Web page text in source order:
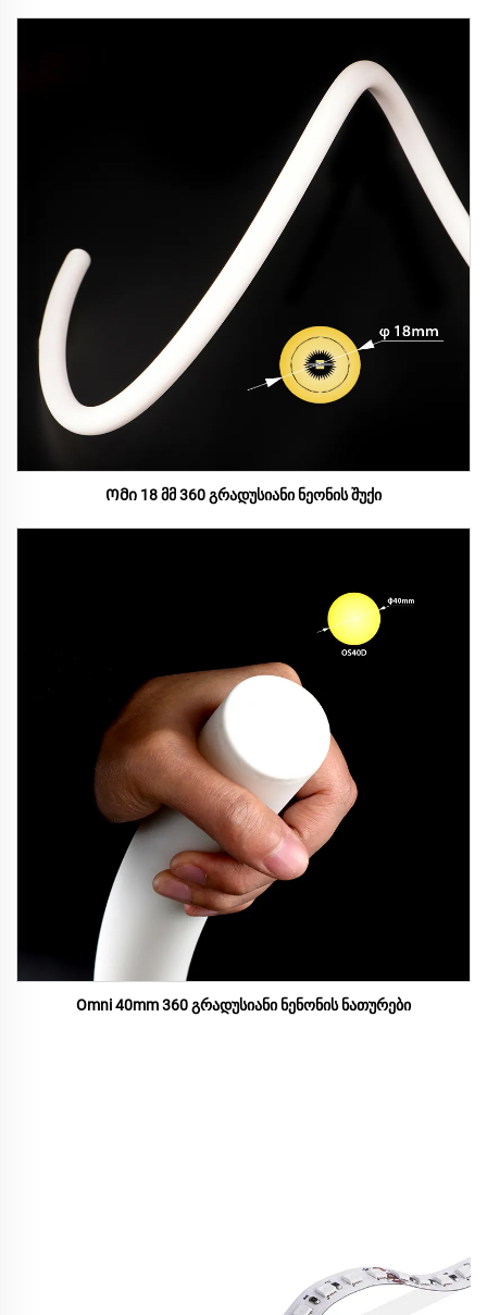
Ომი 18 მმ 360 გრადუსიანი ნეონის შუქი
Omni 40mm 360 გრადუსიანი ნენონის ნათურები